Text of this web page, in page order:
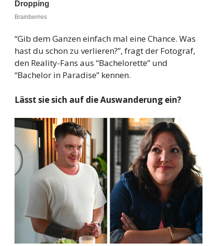
“Gib dem Ganzen einfach mal eine Chance. Was
hast du schon zu verlieren?”, fragt der Fotograf,
den Reality-Fans aus “Bachelorette” und
“Bachelor in Paradise” kennen.
Lässt sie sich auf die Auswanderung ein?